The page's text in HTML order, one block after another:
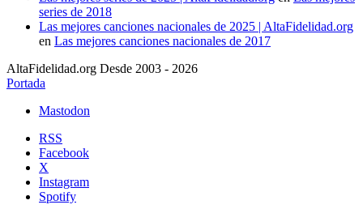
series de 2018
Las mejores canciones nacionales de 2025 | AltaFidelidad.org
en Las mejores canciones nacionales de 2017
AltaFidelidad.org Desde 2003 - 2026
Portada
Mastodon
RSS
Facebook
X
Instagram
Spotify